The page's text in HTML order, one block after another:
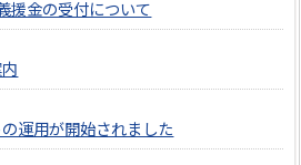
金の受付について
運用が開始されました